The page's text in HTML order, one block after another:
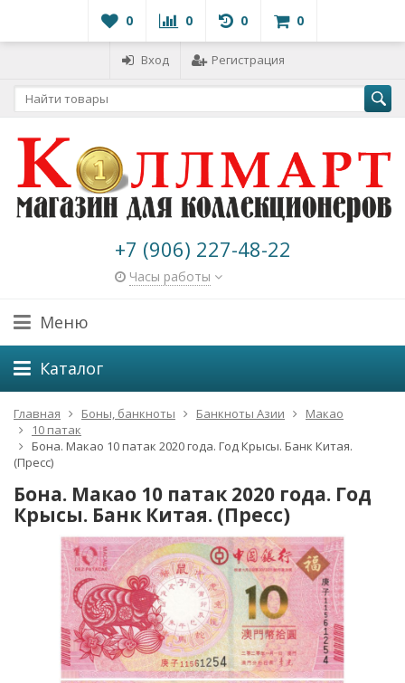
0 0 0 0
Вход Регистрация
+7 (906) 227-48-22
Часы работы
Меню
Каталог
Главная Боны, банкноты Банкноты Азии
Макао
10 патак
Бона. Макао 10 патак 2020 года. Год Крысы. Банк Китая.
(Пресс)
Бона. Макао 10 патак 2020 года. Год
Крысы. Банк Китая. (Пресс)